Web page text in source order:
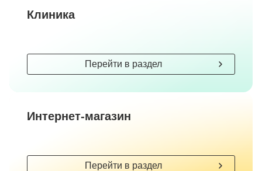
Клиника
Перейти в раздел
Интернет-магазин
Перейти в раздел